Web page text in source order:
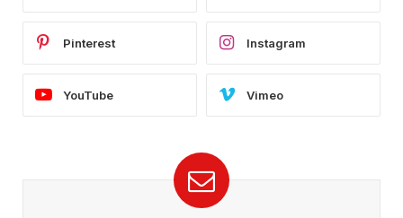
Pinterest Instagram
YouTube Vimeo